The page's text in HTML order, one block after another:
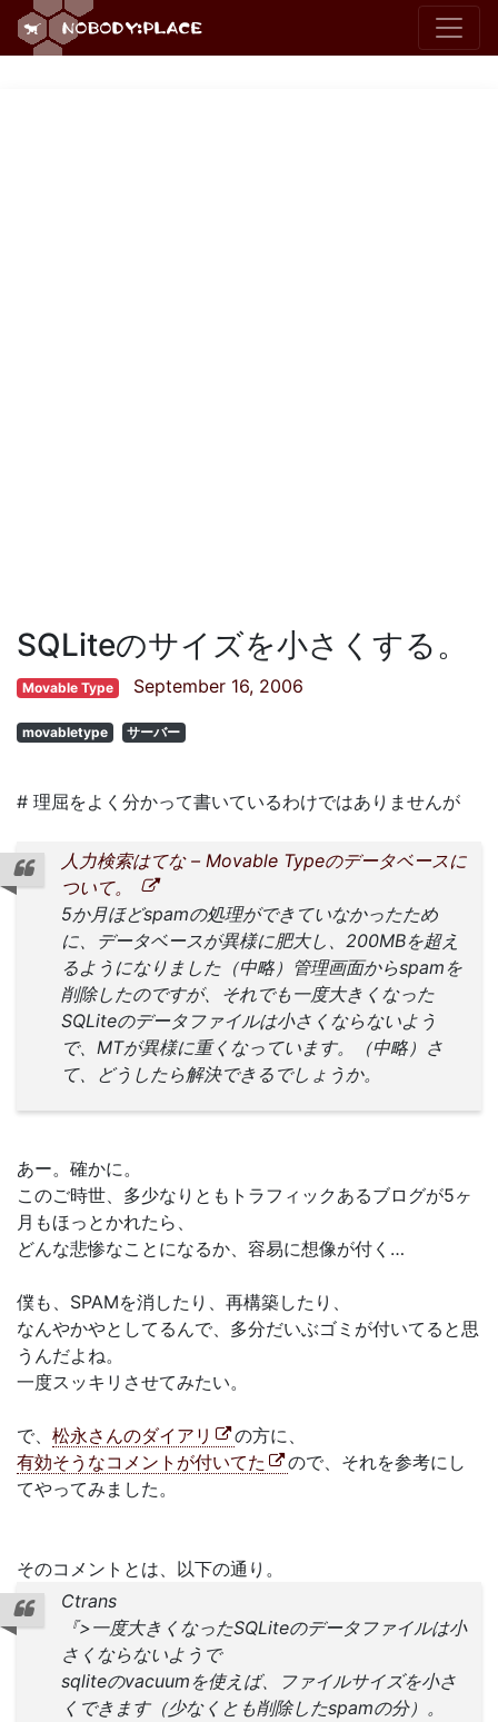
SQLiteのサイズを小さくする。
Movable Type September 16, 2006
movabletype サーバー
# 理屈をよく分かって書いているわけではありませんが
人力検索はてな – Movable Typeのデータベースに
ついて。
5か月ほどspamの処理ができていなかったため
に、データベースが異様に肥大し、200MBを超え
るようになりました（中略）管理画面からspamを
削除したのですが、それでも一度大きくなった
SQLiteのデータファイルは小さくならないよう
で、MTが異様に重くなっています。（中略）さ
て、どうしたら解決できるでしょうか。
あー。確かに。
このご時世、多少なりともトラフィックあるブログが5ヶ
月もほっとかれたら、
どんな悲惨なことになるか、容易に想像が付く…
僕も、SPAMを消したり、再構築したり、
なんやかやとしてるんで、多分だいぶゴミが付いてると思
うんだよね。
一度スッキリさせてみたい。
で、 松永さんのダイアリ
の方に、
有効そうなコメントが付いてた
ので、それを参考にし
てやってみました。
そのコメントとは、以下の通り。
Ctrans
『>一度大きくなったSQLiteのデータファイルは小
さくならないようで
sqliteのvacuumを使えば、ファイルサイズを小さ
くできます（少なくとも削除したspamの分）。